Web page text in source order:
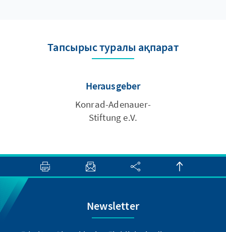
Тапсырыс туралы ақпарат
Herausgeber
Konrad-Adenauer-
Stiftung e.V.
Newsletter